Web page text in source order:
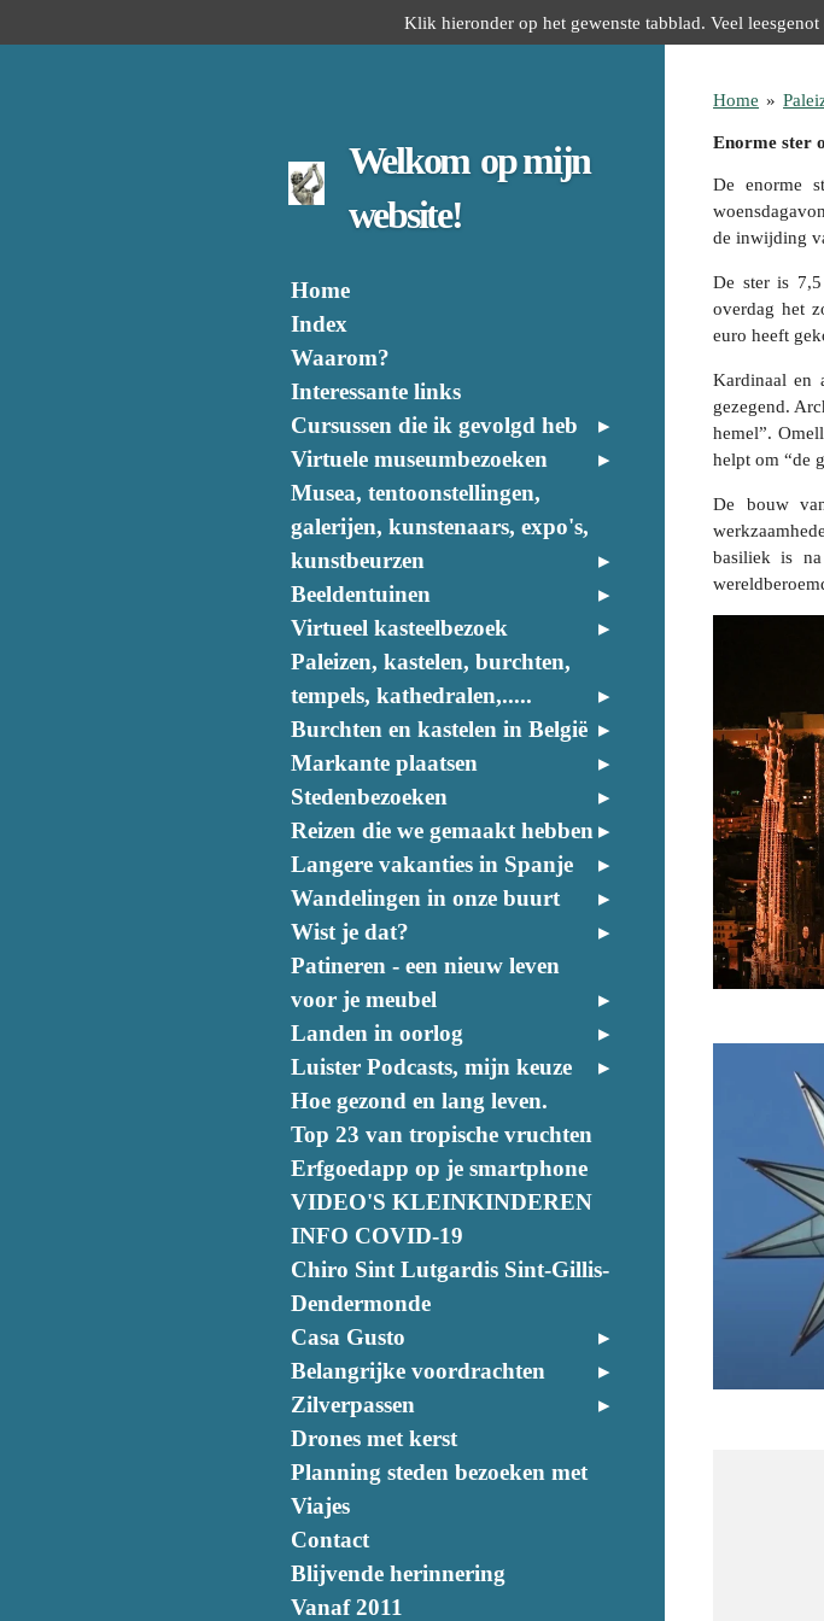
direct
Klik hieronder op het gewenste tabblad. Veel
Home »
Enorme ster
De enorme
de inwijding
De ster is
overdag het
euro heeft
Kardinaal en
gezegend.
hemel”.
helpt om “de
De bouw
basiliek is
Welkom op mijn
website!
Home
Index
Waarom?
Interessante links
Cursussen die ik gevolgd heb
Virtuele museumbezoeken
Musea, tentoonstellingen,
galerijen, kunstenaars, expo's,
kunstbeurzen
Beeldentuinen
Virtueel kasteelbezoek
Paleizen, kastelen, burchten,
tempels, kathedralen,.....
Burchten en kastelen in België
Markante plaatsen
Stedenbezoeken
Reizen die we gemaakt hebben
Langere vakanties in Spanje
Wandelingen in onze buurt
Wist je dat?
Patineren - een nieuw leven
voor je meubel
Landen in oorlog
Luister Podcasts, mijn keuze
Hoe gezond en lang leven.
Top 23 van tropische vruchten
Erfgoedapp op je smartphone
VIDEO'S KLEINKINDEREN
INFO COVID-19
Chiro Sint Lutgardis Sint-Gillis-
Dendermonde
Casa Gusto
Belangrijke voordrachten
Zilverpassen
Drones met kerst
Planning steden bezoeken met
Viajes
Contact
Blijvende herinnering
Vanaf 2011